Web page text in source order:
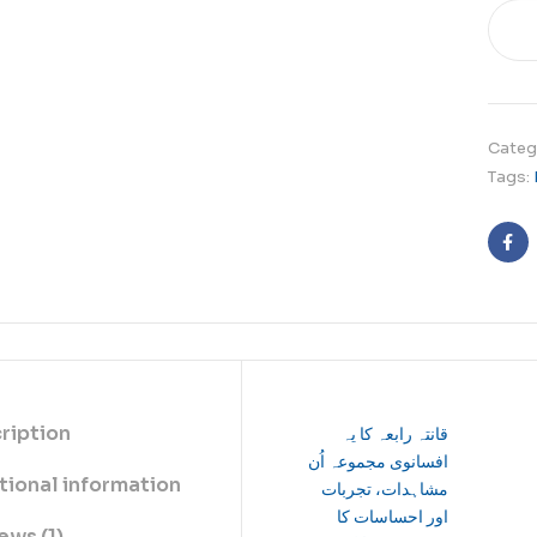
Tags:
information
قانتہ رابعہ کا یہ
افسانوی مجموعہ اُن
مشاہدات، تجربات
اور احساسات کا